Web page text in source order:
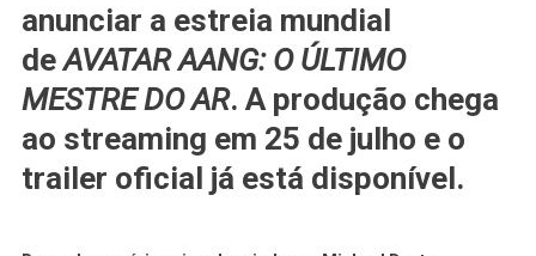
anunciar a estreia mundial
deAVATAR AANG: O ÚLTIMO
MESTRE DO AR. A produção chega
ao streaming em 25 de julho e o
trailer oficial já está disponível.